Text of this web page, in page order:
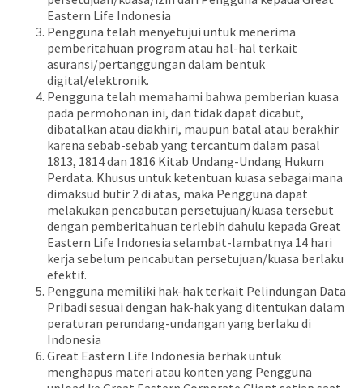
Eastern Life Indonesia
Pengguna telah menyetujui untuk menerima
pemberitahuan program atau hal-hal terkait
asuransi/pertanggungan dalam bentuk
digital/elektronik.
Pengguna telah memahami bahwa pemberian kuasa
pada permohonan ini, dan tidak dapat dicabut,
dibatalkan atau diakhiri, maupun batal atau berakhir
karena sebab-sebab yang tercantum dalam pasal
1813, 1814 dan 1816 Kitab Undang-Undang Hukum
Perdata. Khusus untuk ketentuan kuasa sebagaimana
dimaksud butir 2 di atas, maka Pengguna dapat
melakukan pencabutan persetujuan/kuasa tersebut
dengan pemberitahuan terlebih dahulu kepada Great
Eastern Life Indonesia selambat-lambatnya 14 hari
kerja sebelum pencabutan persetujuan/kuasa berlaku
efektif.
Pengguna memiliki hak-hak terkait Pelindungan Data
Pribadi sesuai dengan hak-hak yang ditentukan dalam
peraturan perundang-undangan yang berlaku di
Indonesia
Great Eastern Life Indonesia berhak untuk
menghapus materi atau konten yang Pengguna